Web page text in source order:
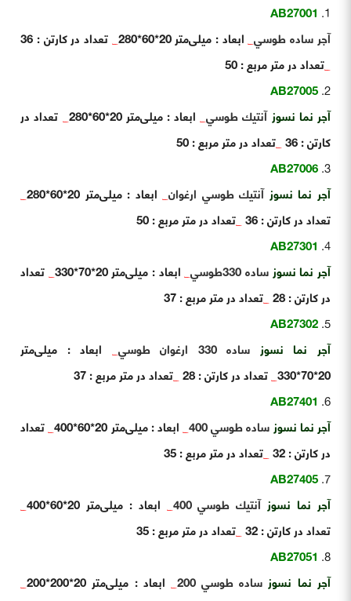
AB27001
آجر ساده طوسي_ابعاد : میلی‌متر 20*60*280 _تعداد در کارتن : 36
_تعداد در متر مربع : 50
AB27005
آجر نما نسوزآنتيك طوسي_ابعاد : میلی‌متر 20*60*280 _تعداد در
کارتن : 36
_تعداد در متر مربع : 50
AB27006
آجر نما نسوزآنتيك طوسي ارغوان_ابعاد : میلی‌متر 20*60*280
_
تعداد در کارتن : 36
_تعداد در متر مربع : 50
AB27301
آجر نما نسوزساده 330طوسي _ابعاد : میلی‌متر 20*70*330 _تعداد
در کارتن : 28
_تعداد در متر مربع : 37
AB27302
آجر نما نسوز ساده 330 ارغوان طوسي _ ابعاد : میلی‌متر
20*70*330
_تعداد در کارتن : 28 _تعداد در متر مربع : 37
AB27401
آجر نما نسوزساده طوسي 400 _ابعاد : میلی‌متر 20*60*400 _تعداد
در کارتن : 32
_تعداد در متر مربع : 35
AB27405
آجر نما نسوزآنتيك طوسي 400 _ ابعاد : میلی‌متر 20*60*400
_
تعداد در کارتن : 32
_تعداد در متر مربع : 35
AB27051
آجر نما نسوز ساده طوسي 200 _ ابعاد : میلی‌متر 20*200*200
_